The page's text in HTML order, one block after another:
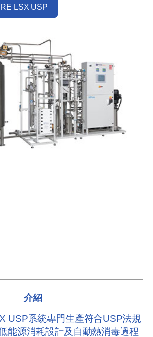
LSX USP
介紹
USP系統專門生產符合USP法規
能源消耗設計及自動熱消毒過程